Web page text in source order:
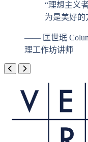
“理想主义
为是美好的
—— 匡世珉
理工作坊讲师